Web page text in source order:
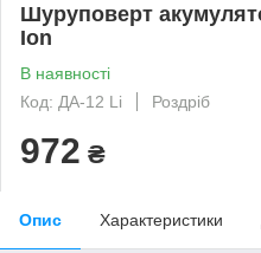
Шуруповерт
Ion
В наявності
Код: ДА-12 Li
Роздріб
972 ₴
Опис Характеристики